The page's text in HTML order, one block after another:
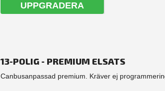
UPPGRADERA
13-POLIG - PREMIUM ELSATS
Canbusanpassad premium. Kräver ej